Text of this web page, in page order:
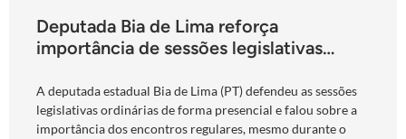
Deputada Bia de Lima reforça
importância de sessões legislativas
“obrigação com o povo de Goiás”
A deputada estadual Bia de Lima (PT) defendeu as sessões
legislativas ordinárias de forma presencial e falou sobre a
importância dos encontros regulares, mesmo durante o